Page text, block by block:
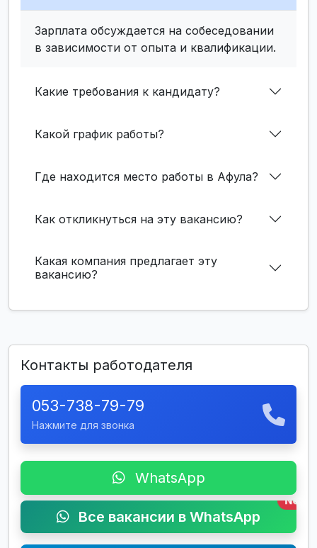
Зарплата обсуждается на собеседовании
в зависимости от опыта и квалификации.
Какие требования к кандидату?
Какой график работы?
Где находится место работы в Афула?
Как откликнуться на эту вакансию?
Какая компания предлагает эту
вакансию?
Контакты работодателя
053-738-79-79
Нажмите для звонка
WhatsApp
Все вакансии в WhatsApp
New